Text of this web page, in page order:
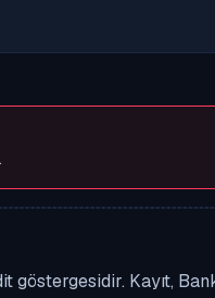
göstergesidir. Kayıt,